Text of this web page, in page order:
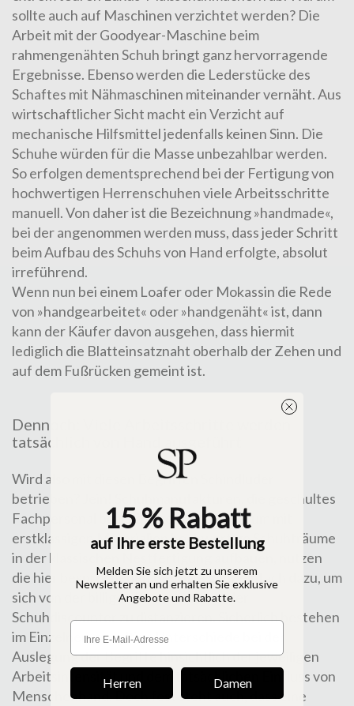
sollte auch auf Maschinen verzichtet werden? Die
Arbeit mit der Goodyear-Maschine beim
rahmengenähten Schuh bringt ganz hervorragende
Ergebnisse. Ebenso werden die Lederstücke des
Schaftes mit Nähmaschinen miteinander vernäht. Aus
wirtschaftlicher Sicht macht ein Verzicht auf
mechanische Hilfsmittel jedenfalls keinen Sinn. Die
Schuhe würden für die Masse unbezahlbar werden.
So erfolgen dementsprechend bei der Fertigung von
hochwertigen Herrenschuhen viele Arbeitsschritte
manuell. Von daher ist die Bezeichnung »handmade«,
bei der angenommen werden muss, dass jeder Schritt
beim Aufbau des Schuhs von Hand erfolgte, absolut
irreführend.
Wenn nun bei einem Loaferoder Mokassin die Rede
von »handgearbeitet« oder »handgenäht« ist, dann
kann der Käufer davon ausgehen, dass hiermit
lediglich die Blatteinsatznaht oberhalb der Zehen und
auf dem Fußrücken gemeint ist.
Dennoch: Viele Arbeitsschritte werden
tatsächlich von Hand ausgeführt
Wird also mit diesen Begriffen Schindluder
betrieben? Jein! Schuhmanufakturen, die geschultes
Fachpersonal beschäftigen, die wiederum mit
erstklassigen Materialien hochwertige Schuhträume
in der klassischen Nestfertigung aufbauen, nutzen
die hier besprochenen Begriffe ganz einfach dazu, um
sich von der billigen Kommerzware der
Schuhdiscounter zu distanzieren. Sicherlich bestehen
im Einzelnen gewaltige Unterschiede bei der
Auslegung der Begriffe hinsichtlich der jeweiligen
Arbeitsintensität und dem tatsächlichen Einfluss von
Menschenhand. Doch fest steht auch, dass eine
15 % Rabatt
auf Ihre erste Bestellung
Melden Sie sich jetzt zu unserem
Newsletter an und erhalten Sie exklusive
Angebote und Rabatte.
Herren Damen